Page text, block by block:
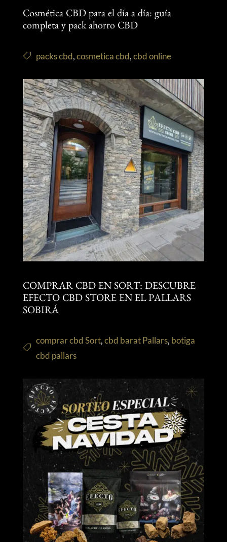
Cosmética CBD para el día a día: guía
completa y pack ahorro CBD
packs cbd,cosmetica cbd,cbd online
COMPRAR CBD EN SORT: DESCUBRE
EFECTO CBD STORE EN EL PALLARS
SOBIRÁ
comprar cbd Sort,cbd barat Pallars, botiga
cbd pallars